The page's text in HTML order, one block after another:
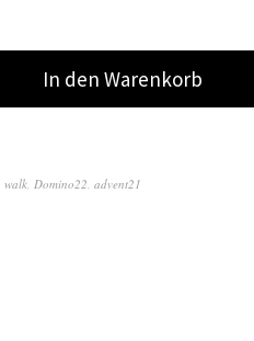
In den Warenkorb
walk, Domino22, advent21